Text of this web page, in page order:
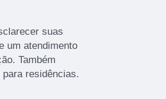
suas
um atendimento
Também
residências.